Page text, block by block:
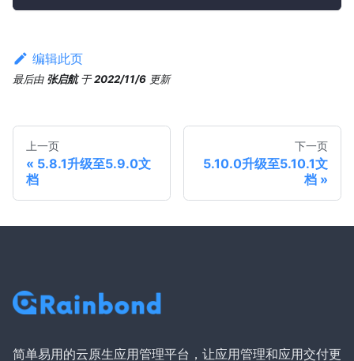
编辑此页
最后由 张启航 于2022/11/6 更新
上一页
5.8.1升级至5.9.0文
档
下一页
5.10.0升级至5.10.1文
档
简单易用的云原生应用管理平台，让应用管理和应用交付更